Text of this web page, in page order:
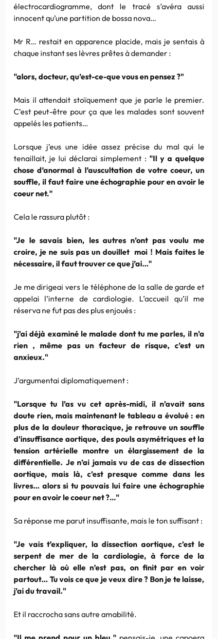
électrocardiogramme, dont le tracé s’avéra aussi
innocent qu’une partition de bossa nova…
Mr R… restait en apparence placide, mais je sentais à
chaque instant ses lèvres prêtes à demander :
"alors, docteur, qu’est-ce-que vous en pensez ?"
Mais il attendait stoïquement que je parle le premier.
C’est peut-être pour ça que les malades sont souvent
appelés les patients…
Lorsque j’eus une idée assez précise du mal qui le
tenaillait, je lui déclarai simplement : "Il y a quelque
chose d’anormal à l’auscultation de votre coeur, un
souffle, il faut faire une échographie pour en avoir le
coeur net."
Cela le rassura plutôt :
"Je le savais bien, les autres n’ont pas voulu me
croire, je ne suis pas un douillet moi ! Mais faites le
nécessaire, il faut trouver ce que j’ai…"
Je me dirigeai vers le téléphone de la salle de garde et
appelai l’interne de cardiologie. L’accueil qu’il me
réserva ne fut pas des plus enjoués :
"j’ai déjà examiné le malade dont tu me parles, il n’a
rien , même pas un facteur de risque, c’est un
anxieux."
J’argumentai diplomatiquement :
"Lorsque tu l’as vu cet après-midi, il n’avait sans
doute rien, mais maintenant le tableau a évolué : en
plus de la douleur thoracique, je retrouve un souffle
d’insuffisance aortique, des pouls asymétriques et la
tension artérielle montre un élargissement de la
différentielle. Je n’ai jamais vu de cas de dissection
aortique, mais là, c’est presque comme dans les
livres… alors si tu pouvais lui faire une échographie
pour en avoir le coeur net ?…"
Sa réponse me parut insuffisante, mais le ton suffisant :
"Je vais t’expliquer, la dissection aortique, c’est le
serpent de mer de la cardiologie, à force de la
chercher là où elle n’est pas, on finit par en voir
partout… Tu vois ce que je veux dire ? Bon je te laisse,
j’ai du travail."
Et il raccrocha sans autre amabilité.